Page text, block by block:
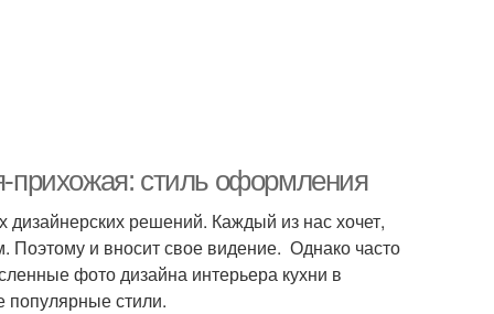
прихожая: стиль оформления
решений. Каждый из нас хочет,
и вносит свое видение. Однако часто
фото дизайна интерьера кухни в
популярные стили.